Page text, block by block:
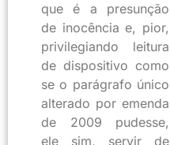
que é a presunção
de inocência e, pior,
privilegiando leitura
de dispositivo como
se o parágrafo único
alterado por emenda
de 2009 pudesse,
ele sim, servir de